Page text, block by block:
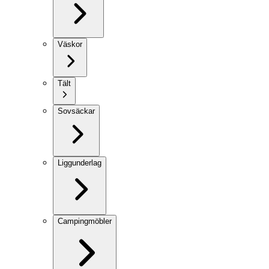
Väskor
Tält
Sovsäckar
Liggunderlag
Campingmöbler